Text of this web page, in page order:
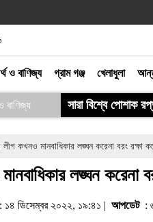
ও বাণিজ্য গ্রাম গঞ্জ খেলাধুলা
গঞ্জ
বাণিজ্য সারা বিশ্বে পোশাক
কখনও মানবাধিকার লঙ্ঘন করেনা বরং রক্ষা
লঙ্ঘন করেনা
১৪ ডিসেম্বর ২০২২, ১৯:৪১ | আপডেট: ৬